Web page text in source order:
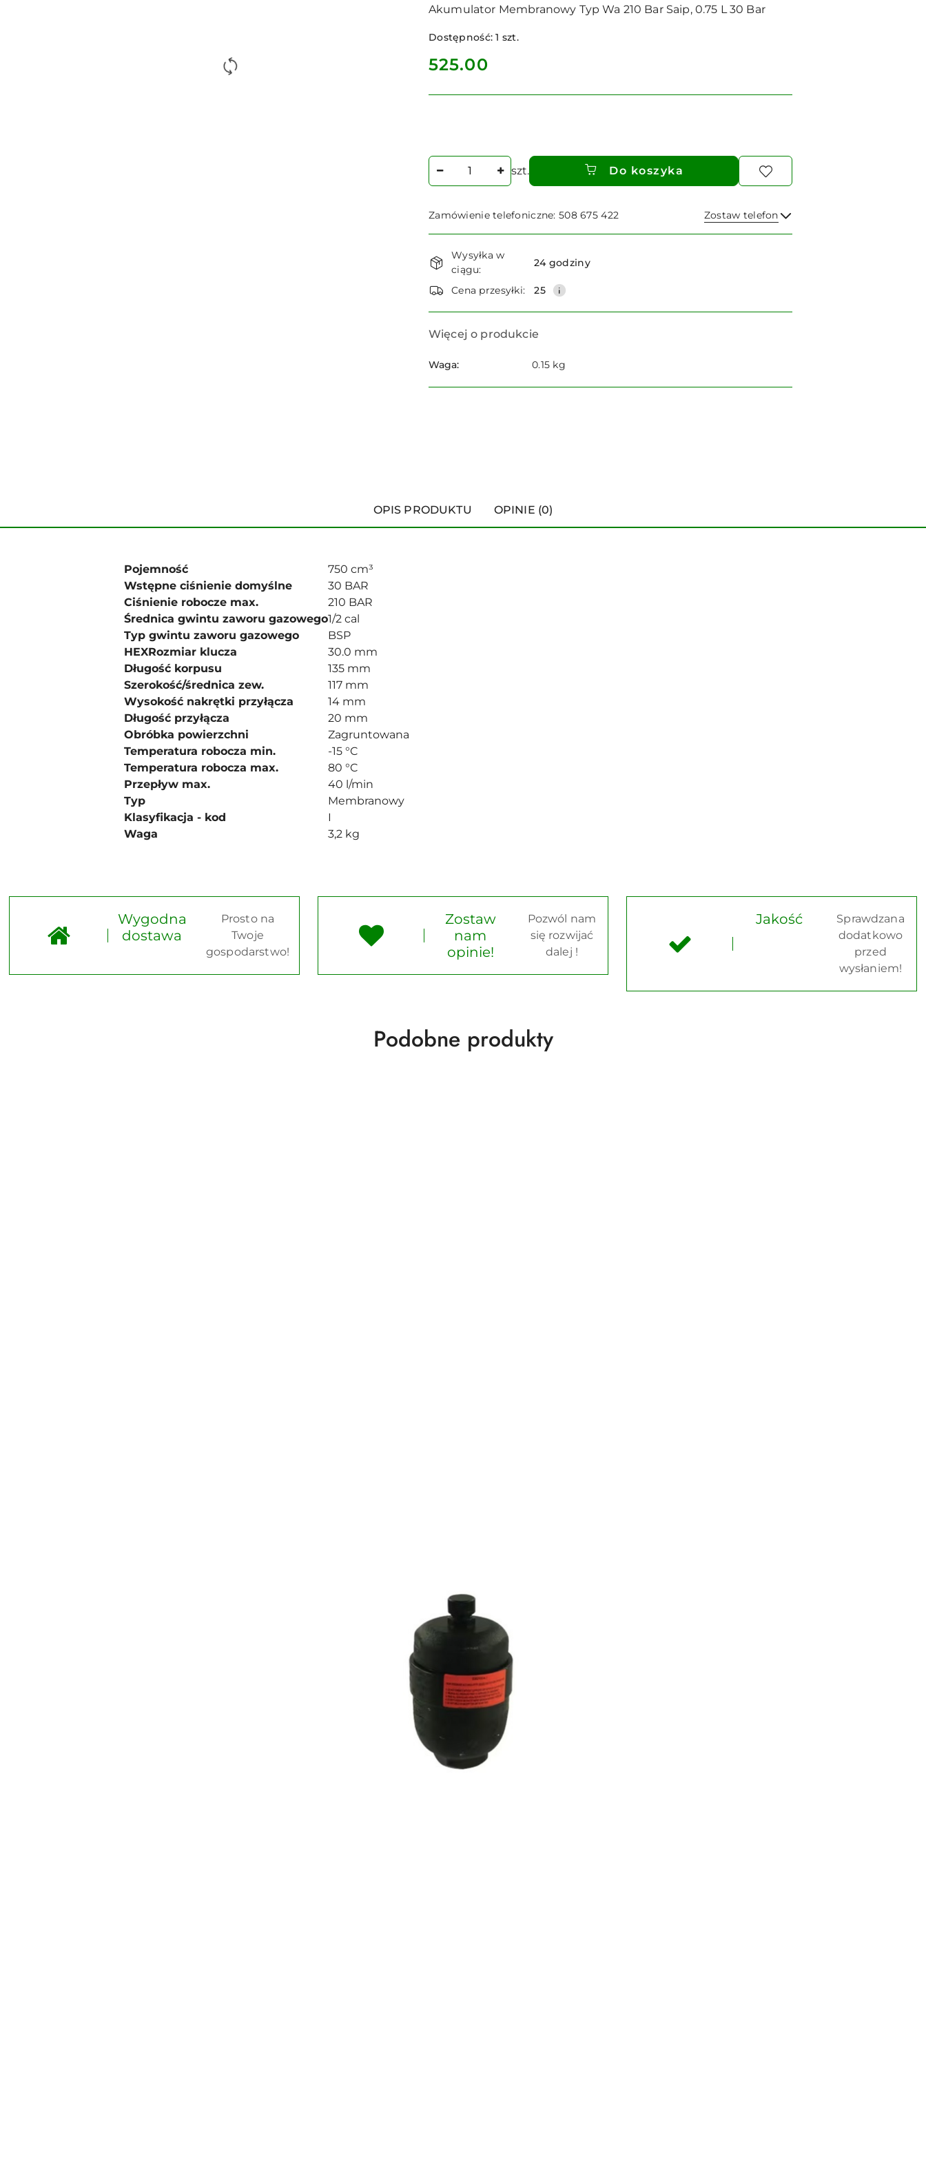
Akumulator Membranowy Typ Wa 210 Bar Saip, 0.75 L 30 Bar
Dostępność:1 szt.
cena:
525.00
Ilość
szt. Do koszyka
Zamówienie telefoniczne: 508 675 422 Zostaw telefon
Wyślij
Dostępność
i
dostawa
Wysyłka w
ciągu:
24 godziny
Cena przesyłki: 25
Więcej o produkcie
Waga: 0.15 kg
OPIS PRODUKTU OPINIE (0)
Pojemność
750 cm³
Wstępne ciśnienie domyślne
30 BAR
Ciśnienie robocze max.
210 BAR
Średnica gwintu zaworu gazowego1/2 cal
Typ gwintu zaworu gazowego
BSP
HEXRozmiar klucza
30.0 mm
Długość korpusu
135 mm
Szerokość/średnica zew.
117 mm
Wysokość nakrętki przyłącza
14 mm
Długość przyłącza
20 mm
Obróbka powierzchni
Zagruntowana
Temperatura robocza min.
-15 °C
Temperatura robocza max.
80 °C
Przepływ max.
40 l/min
Typ
Membranowy
Klasyfikacja - kod
I
Waga
3,2 kg
Wygodna
dostawa
Prosto na
Twoje
gospodarstwo!
Zostaw
nam
opinie!
Pozwól nam
się rozwijać
dalej !
Jakość
Sprawdzana
dodatkowo
przed
wysłaniem!
Produkty
Podobne produkty